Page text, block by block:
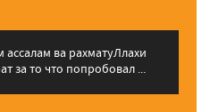
за то что попробовал ...